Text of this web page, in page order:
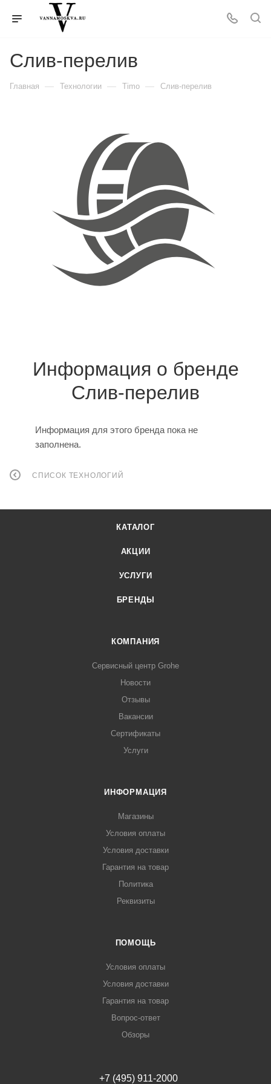
Слив-перелив
Главная — Технологии — Timo — Слив-перелив
Информация о бренде
Слив-перелив
Информация для этого бренда пока не
заполнена.
СПИСОК ТЕХНОЛОГИЙ
КАТАЛОГ
АКЦИИ
УСЛУГИ
БРЕНДЫ
КОМПАНИЯ
Сервисный центр Grohe
Новости
Отзывы
Вакансии
Сертификаты
Услуги
ИНФОРМАЦИЯ
Магазины
Условия оплаты
Условия доставки
Гарантия на товар
Политика
Реквизиты
ПОМОЩЬ
Условия оплаты
Условия доставки
Гарантия на товар
Вопрос-ответ
Обзоры
+7 (495) 911-2000